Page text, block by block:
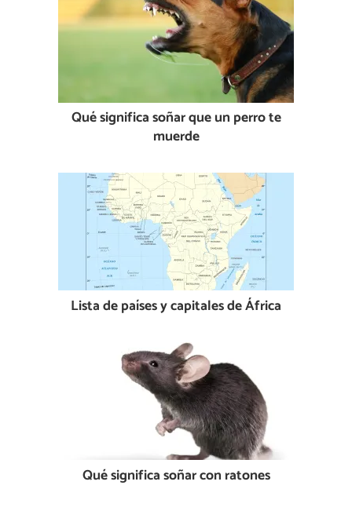
Qué significa soñar que un perro te
muerde
Lista de países y capitales de África
Qué significa soñar con ratones